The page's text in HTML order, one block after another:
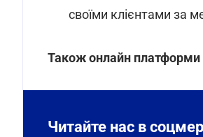
своїми клієнтами за
Також онлайн
Читайте нас в